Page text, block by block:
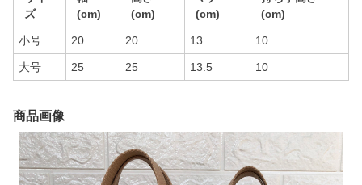
ズ
(cm)
(cm)
(cm)
(cm)
小号 20 20 13 10
大号 25 25 13.5 10
商品画像